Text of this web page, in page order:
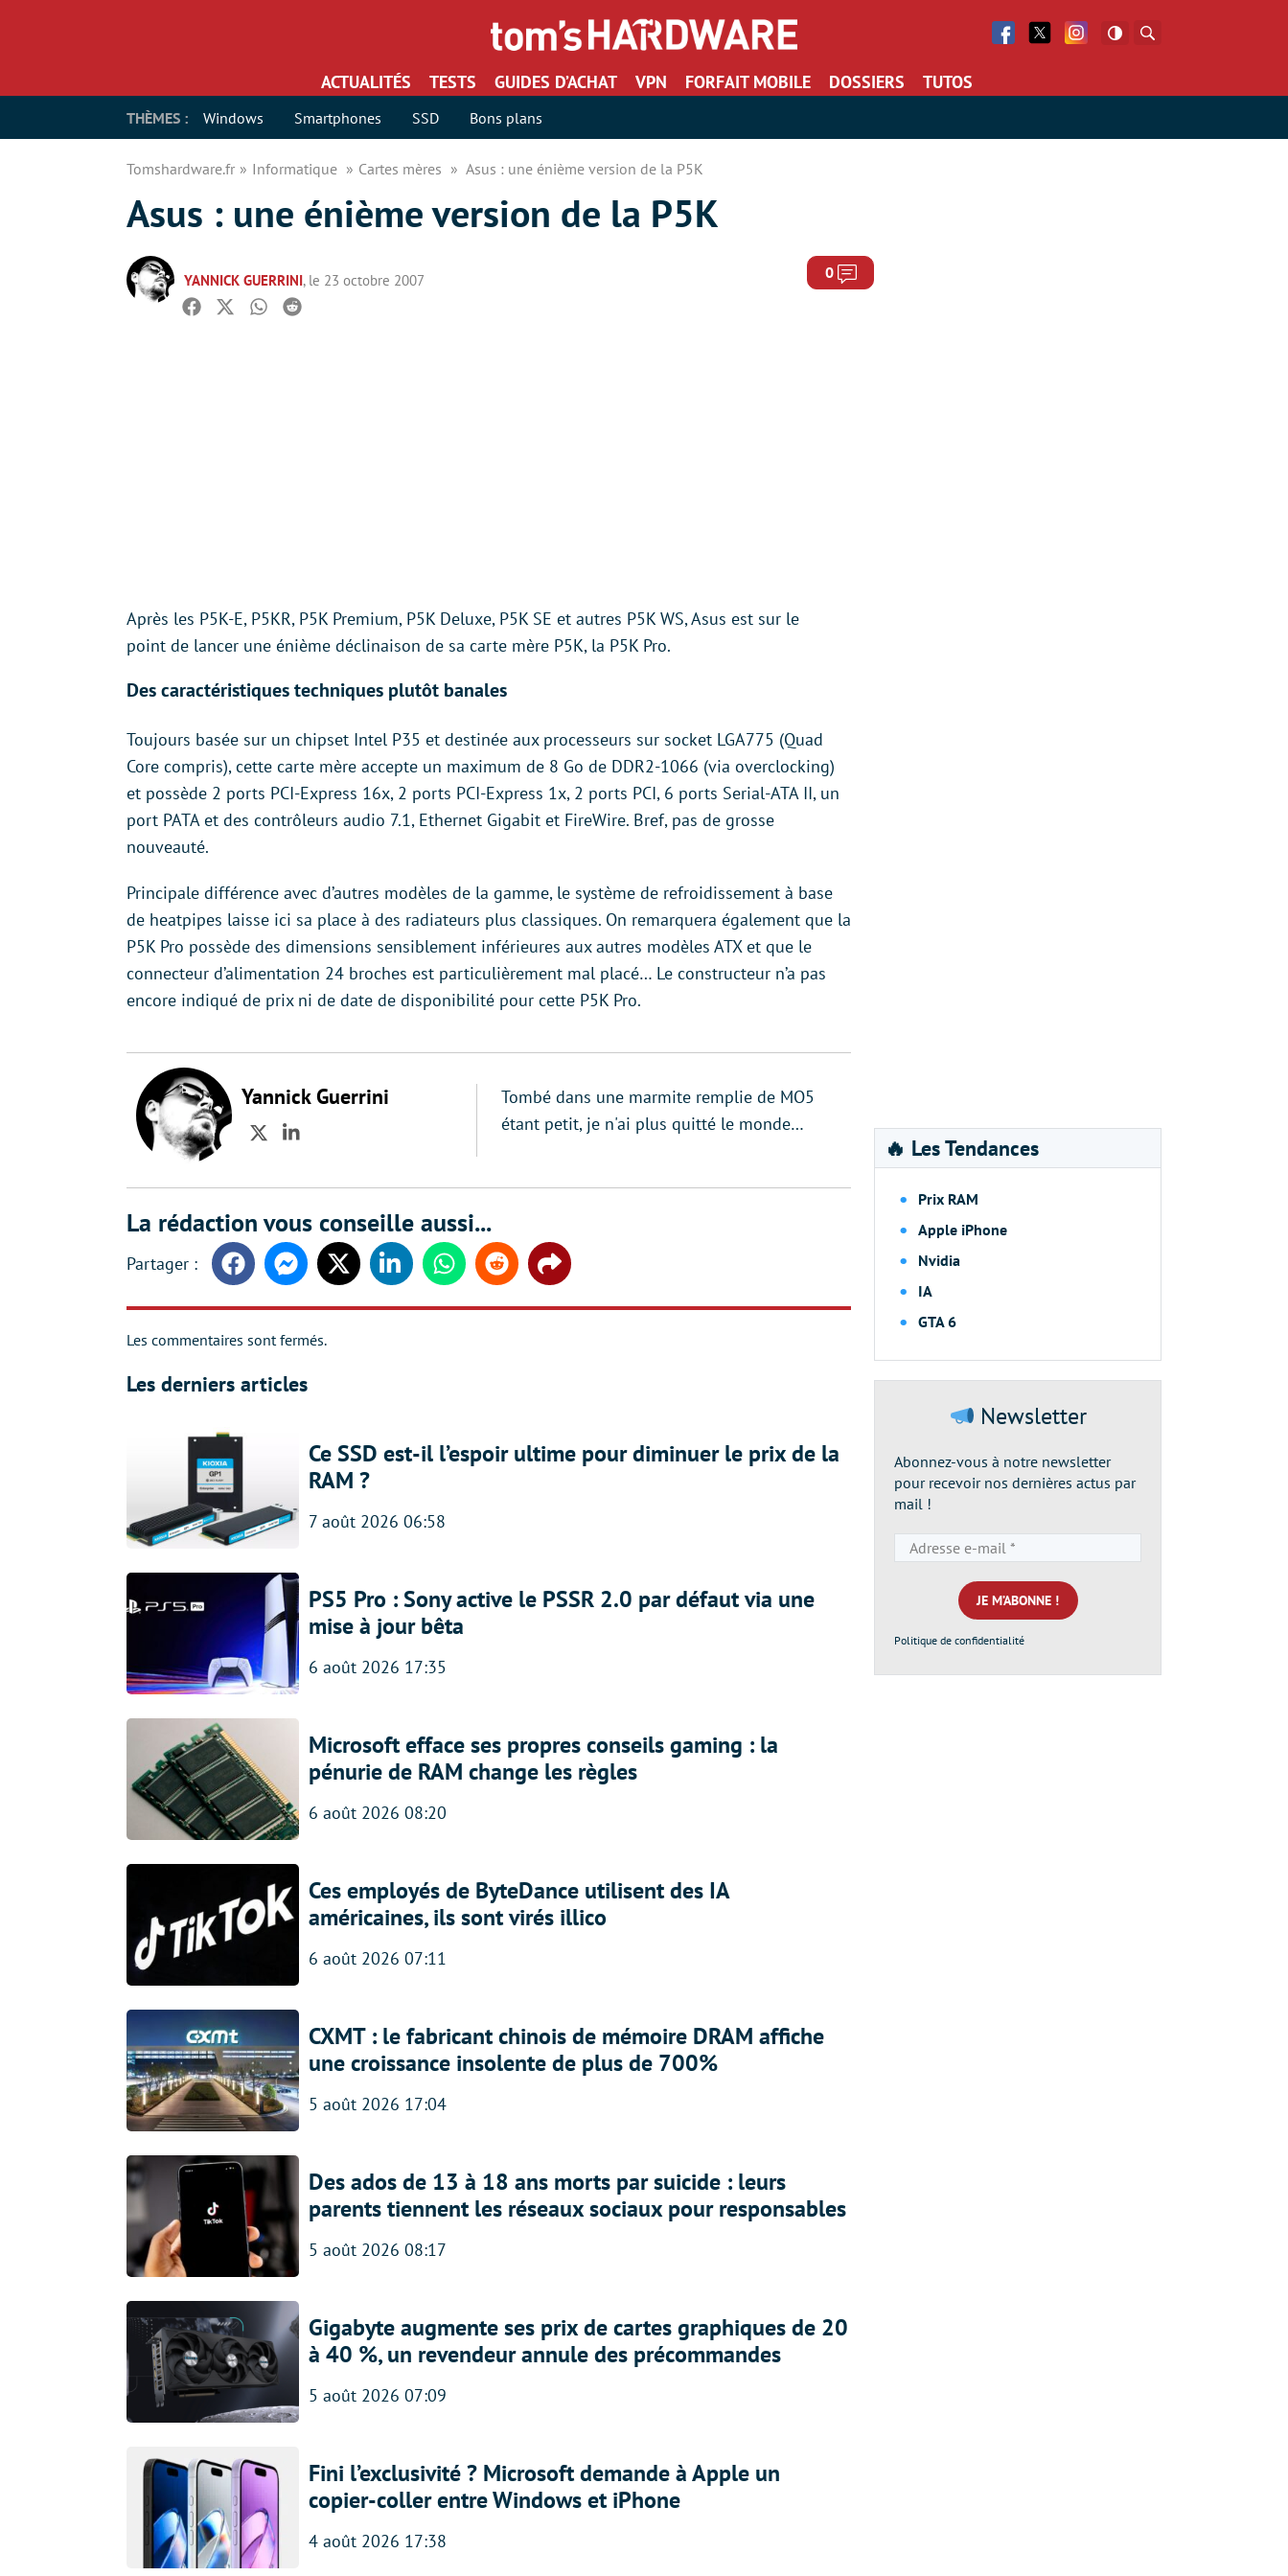
Facebook
Twitter Facebook
ACTUALITÉS TESTS GUIDES D’ACHAT VPN FORFAIT MOBILE DOSSIERS TUTOS
THÈMES : Windows Smartphones SSD Bons plans
Tomshardware.fr Informatique Cartes mères Asus : une énième version de la P5K
Asus : une énième version de la P5K
YANNICK GUERRINI, le 23 octobre 2007 0 Commentaires
Facebook
TwitterWhatsapp
Reddit
Après les P5K-E, P5KR, P5K Premium, P5K Deluxe, P5K SE et autres P5K WS, Asus est sur le
point de lancer une énième déclinaison de sa carte mère P5K, la P5K Pro.
Des caractéristiques techniques plutôt banales
Toujours basée sur un chipset Intel P35 et destinée aux processeurs sur socket LGA775 (Quad
Core compris), cette carte mère accepte un maximum de 8 Go de DDR2-1066 (via overclocking)
et possède 2 ports PCI-Express 16x, 2 ports PCI-Express 1x, 2 ports PCI, 6 ports Serial-ATA II, un
port PATA et des contrôleurs audio 7.1, Ethernet Gigabit et FireWire. Bref, pas de grosse
nouveauté.
Principale différence avec d’autres modèles de la gamme, le système de refroidissement à base
de heatpipes laisse ici sa place à des radiateurs plus classiques. On remarquera également que la
P5K Pro possède des dimensions sensiblement inférieures aux autres modèles ATX et que le
connecteur d’alimentation 24 broches est particulièrement mal placé… Le constructeur n’a pas
encore indiqué de prix ni de date de disponibilité pour cette P5K Pro.
Yannick Guerrini
TwitterLinkedIn
Tombé dans une marmite remplie de MO5
étant petit, je n'ai plus quitté le monde…
La rédaction vous conseille aussi...
FacebookMessengerTwitter LinkedinWhatsappReddit Share
Les commentaires sont fermés.
Les derniers articles
Ce SSD est-il l’espoir ultime pour diminuer le prix de la
RAM ?
7 août 2026 06:58
PS5 Pro : Sony active le PSSR 2.0 par défaut via une
mise à jour bêta
6 août 2026 17:35
Microsoft efface ses propres conseils gaming : la
pénurie de RAM change les règles
6 août 2026 08:20
Ces employés de ByteDance utilisent des IA
américaines, ils sont virés illico
6 août 2026 07:11
CXMT : le fabricant chinois de mémoire DRAM affiche
une croissance insolente de plus de 700%
5 août 2026 17:04
Des ados de 13 à 18 ans morts par suicide : leurs
parents tiennent les réseaux sociaux pour responsables
5 août 2026 08:17
Gigabyte augmente ses prix de cartes graphiques de 20
à 40 %, un revendeur annule des précommandes
5 août 2026 07:09
Fini l’exclusivité ? Microsoft demande à Apple un
copier-coller entre Windows et iPhone
4 août 2026 17:38
🔥 Les Tendances
Prix RAM
Apple iPhone
Nvidia
IA
GTA 6
Newsletter
Abonnez-vous à notre newsletter
pour recevoir nos dernières actus par
mail !
e-
mail
*
Politique de confidentialité